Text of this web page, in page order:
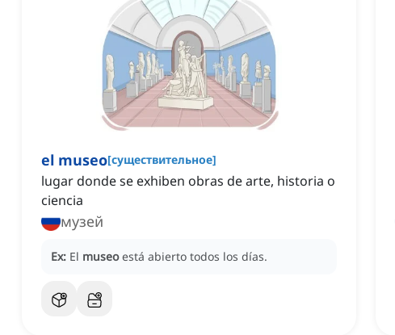
el museo[существительное]
lugar donde se exhiben obras de arte, historia o
ciencia
музей
Ex: El museo está abierto todos los días.